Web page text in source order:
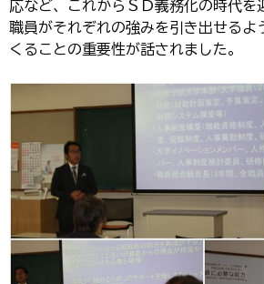
応など、これからＳＤ義務化の時代を
職員がそれぞれの強みを引き出せるよ
くることの重要性が話されました。